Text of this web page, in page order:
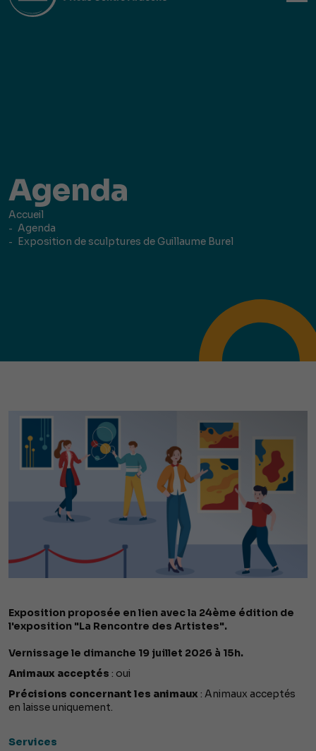
Agenda
Accueil
Agenda
Exposition de sculptures de Guillaume Burel
Exposition proposée en lien avec la 24ème édition de
l'exposition "La Rencontre des Artistes".
Vernissage le dimanche 19 juillet 2026 à 15h.
Animaux acceptés : oui
Précisions concernant les animaux : Animaux acceptés
en laisse uniquement.
Services